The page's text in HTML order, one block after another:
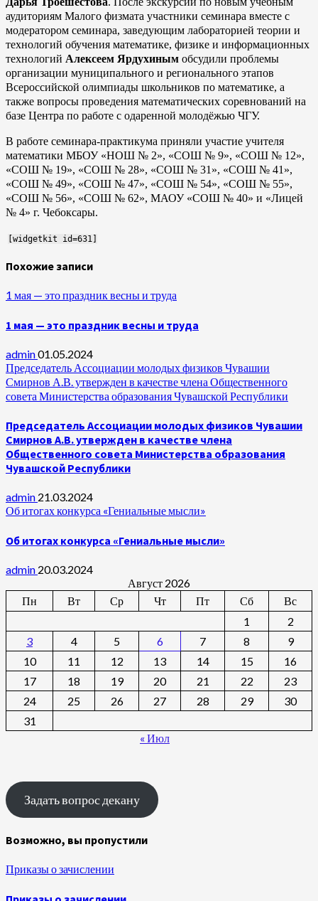
аудиториям Малого физмата участники семинара вместе с
модератором семинара, заведующим лабораторией теории и
технологий обучения математике, физике и информационных
технологий Алексеем Ярдухиным обсудили проблемы
организации муниципального и регионального этапов
Всероссийской олимпиады школьников по математике, а
также вопросы проведения математических соревнований на
базе Центра по работе с одаренной молодёжью ЧГУ.
В работе семинара-практикума приняли участие учителя
математики МБОУ «НОШ № 2», «СОШ № 9», «СОШ № 12»,
«СОШ № 19», «СОШ № 28», «СОШ № 31», «СОШ № 41»,
«СОШ № 49», «СОШ № 47», «СОШ № 54», «СОШ № 55»,
«СОШ № 56», «СОШ № 62», МАОУ «СОШ № 40» и «Лицей
№ 4» г. Чебоксары.
[widgetkit id=631]
Похожие записи
1 мая — это праздник весны и труда
1 мая — это праздник весны и труда
admin01.05.2024
Председатель Ассоциации молодых физиков Чувашии
Смирнов А.В. утвержден в качестве члена Общественного
совета Министерства образования Чувашской Республики
Председатель Ассоциации молодых физиков Чувашии
Смирнов А.В. утвержден в качестве члена
Общественного совета Министерства образования
Чувашской Республики
admin 21.03.2024
Об итогах конкурса «Гениальные мысли»
Об итогах конкурса «Гениальные мысли»
admin 20.03.2024
Август 2026
Пн
Вт Ср Чт Пт Сб
Вс
1
2
3
4 5 6 7 8
9
10
11 12 13 14 15
16
17
18 19 20 21 22
23
24
25 26 27 28 29
30
31
« Июл
Задать вопрос декану
Возможно, вы пропустили
Приказы о зачислении